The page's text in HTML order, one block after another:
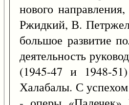
нового
Ржидкий, В.
большое развитие
деятельность
(1945-47 и 1948-
Халабалы. С